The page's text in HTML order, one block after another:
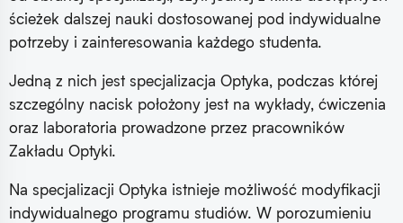
ścieżek dalszej nauki dostosowanej pod indywidualne
potrzeby i zainteresowania każdego studenta.
Jedną z nich jest specjalizacja Optyka, podczas której
szczególny nacisk położony jest na wykłady, ćwiczenia
oraz laboratoria prowadzone przez pracowników
Zakładu Optyki.
Na specjalizacji Optyka istnieje możliwość modyfikacji
indywidualnego programu studiów. W porozumieniu